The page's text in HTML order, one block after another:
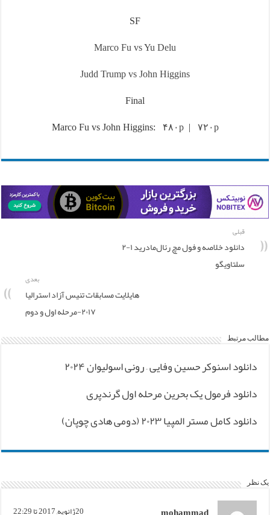
SF
Marco Fu vs Yu Delu
Judd Trump vs John Higgins
Final
Marco Fu vs John Higgins: ۴۸۰p| ۷۲۰p
قبلی
دانلود خلاصه و فول مچ رئال‌مادرید ۱-۲
سلتاویگو
بعدی
هایلایت مسابقات تنیس آزاد استرالیا
۲۰۱۷-مرحله اول و دوم
مطالب مرتبط
دانلود اسنوکر حسین وفایی – رونی اسولیوان ۲۰۲۴
دانلود فرمول یک بحرین مرحله اول گرندپری
دانلود کامل مستر المپیا ۲۰۲۳ (دومی هادی چوپان)
یک نظر
20ژانویه, 2017 تا 22:29